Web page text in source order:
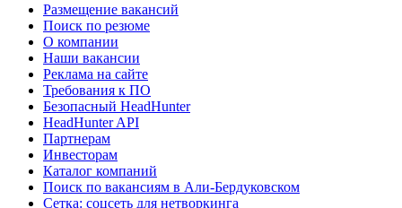
Размещение вакансий
Поиск по резюме
О компании
Наши вакансии
Реклама на сайте
Требования к ПО
Безопасный HeadHunter
HeadHunter API
Партнерам
Инвесторам
Каталог компаний
Поиск по вакансиям в Али-Бердуковском
Сетка: соцсеть для нетворкинга